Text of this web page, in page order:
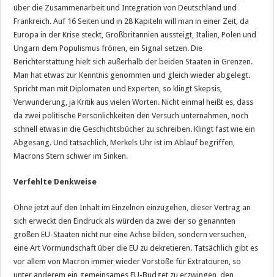
über die Zusammenarbeit und Integration von Deutschland und
Frankreich. Auf 16 Seiten und in 28 Kapiteln will man in einer Zeit, da
Europa in der Krise steckt, Großbritannien aussteigt, Italien, Polen und
Ungarn dem Populismus frönen, ein Signal setzen. Die
Berichterstattung hielt sich außerhalb der beiden Staaten in Grenzen.
Man hat etwas zur Kenntnis genommen und gleich wieder abgelegt.
Spricht man mit Diplomaten und Experten, so klingt Skepsis,
Verwunderung, ja Kritik aus vielen Worten. Nicht einmal heißt es, dass
da zwei politische Persönlichkeiten den Versuch unternahmen, noch
schnell etwas in die Geschichtsbücher zu schreiben. Klingt fast wie ein
Abgesang. Und tatsächlich, Merkels Uhr ist im Ablauf begriffen,
Macrons Stern schwer im Sinken.
Verfehlte Denkweise
Ohne jetzt auf den Inhalt im Einzelnen einzugehen, dieser Vertrag an
sich erweckt den Eindruck als würden da zwei der so genannten
großen EU-Staaten nicht nur eine Achse bilden, sondern versuchen,
eine Art Vormundschaft über die EU zu dekretieren. Tatsächlich gibt es
vor allem von Macron immer wieder Vorstöße für Extratouren, so
unter anderem ein gemeinsames EU-Budget zu erzwingen, den